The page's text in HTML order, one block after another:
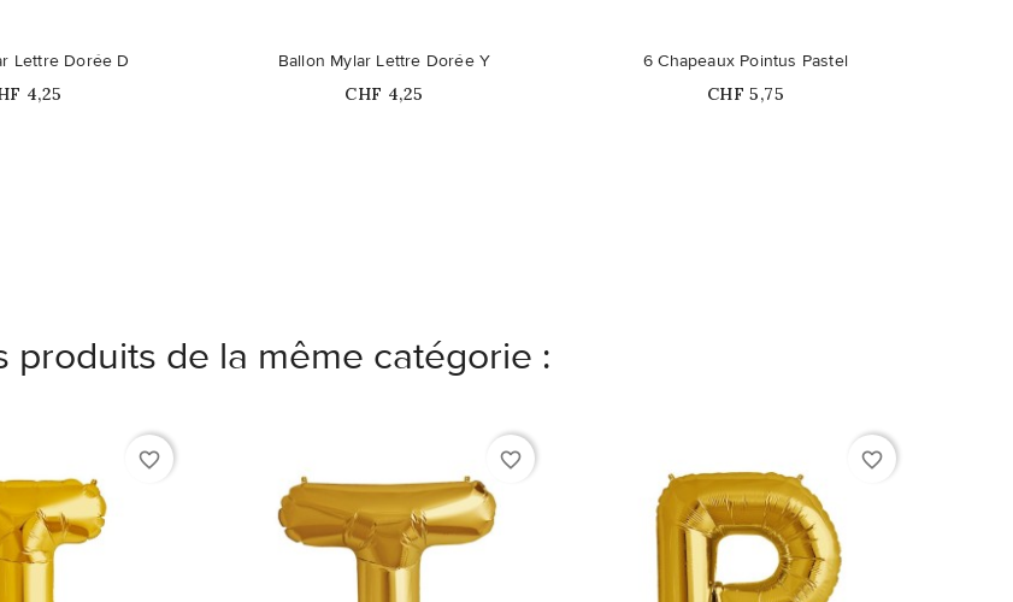
Lettre Dorée D
4,25
Ce produit n'est plus disponible en
stock
Ballon Mylar Lettre Dorée Y
Prix
CHF 4,25
6 Chapeaux Pointus Pastel
Prix
CHF 5,75
produits de la même catégorie :
favorite_border favorite_border favorite_border